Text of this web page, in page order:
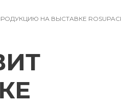
НА ВЫСТАВКЕ